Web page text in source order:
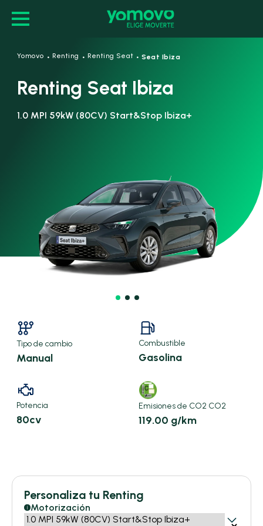
Yomovo · Renting · Renting Seat · Seat Ibiza
Renting Seat Ibiza
1.0 MPI 59kW (80CV) Start&Stop Ibiza+
Tipo de cambio
Manual
Combustible
Gasolina
Potencia
80cv
Emisiones de CO2 CO2
119.00 g/km
Personaliza tu Renting
i Motorización256,52 €/mes